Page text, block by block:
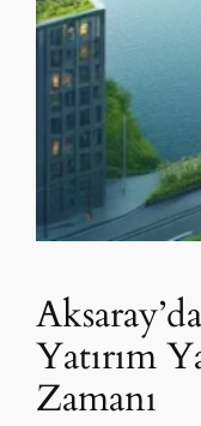
Yatırım
Zamanı